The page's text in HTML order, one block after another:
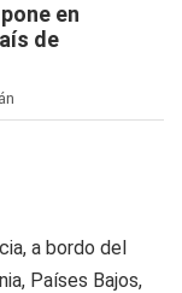
en
de
a bordo del
Países Bajos,